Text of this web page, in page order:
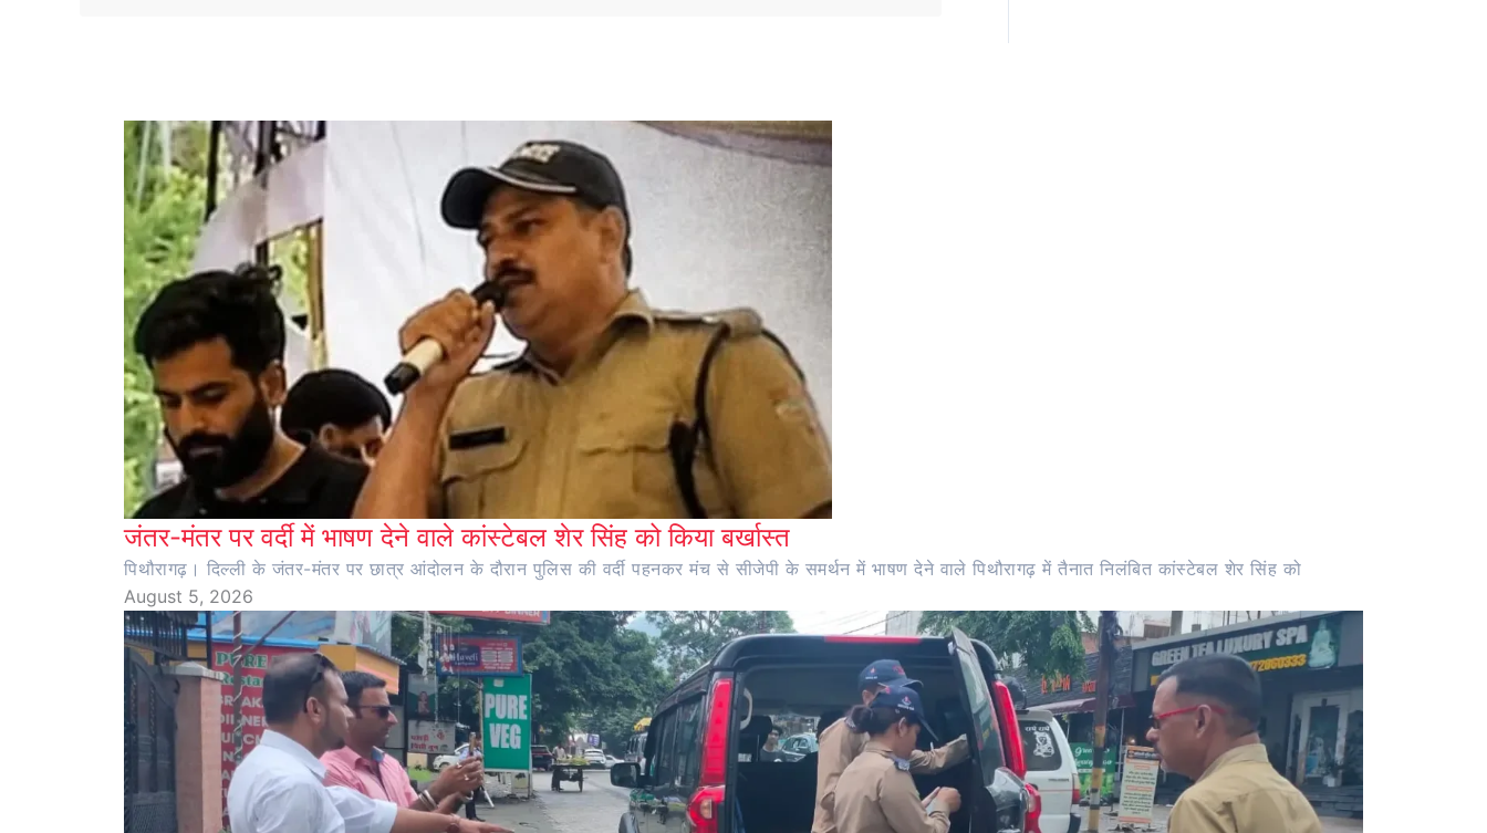
जंतर-मंतर पर वर्दी में भाषण देने वाले कांस्टेबल शेर सिंह को किया बर्खास्त
पिथौरागढ़। दिल्ली के जंतर-मंतर पर छात्र आंदोलन के दौरान पुलिस की वर्दी पहनकर मंच से सीजेपी के समर्थन में भाषण देने वाले पिथौरागढ़ में तैनात निलंबित कांस्टेबल शेर सिंह को
August 5, 2026